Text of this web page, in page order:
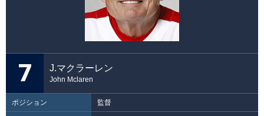
7 J.マクラーレン
John Mclaren
ポジション 監督